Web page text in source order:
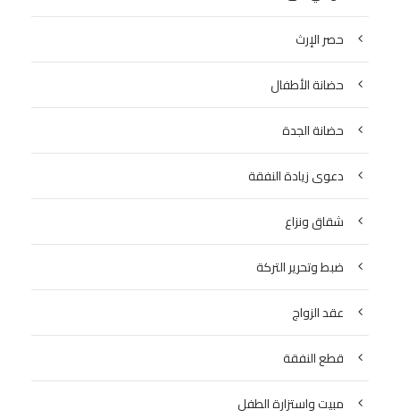
حصر الإرث
حضانة الأطفال
حضانة الجدة
دعوى زيادة النفقة
شقاق ونزاع
ضبط وتحرير التركة
عقد الزواج
قطع النفقة
مبيت واستزارة الطفل